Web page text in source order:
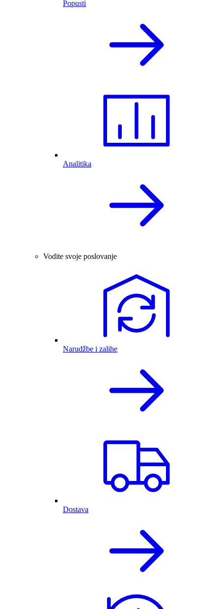
Popusti
Analitika
Vodite svoje poslovanje
Narudžbe i zalihe
Dostava